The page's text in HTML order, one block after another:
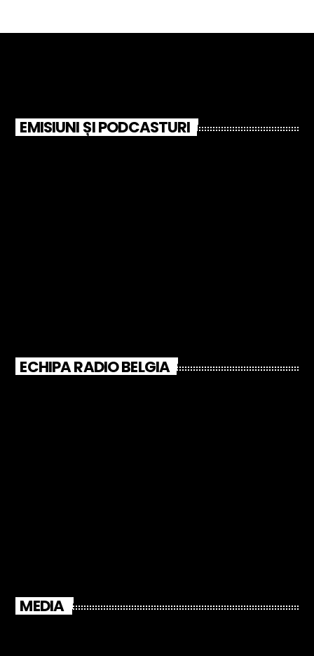
EMISIUNI ȘI PODCASTURI
ECHIPA RADIO BELGIA
MEDIA